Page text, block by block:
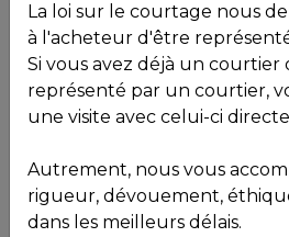
VOS
COURTIERS
Équipe
Partenaires
VenduJ8B 3L4
Voir plus de
La loi sur le courtage nous
à l'acheteur d'être
Si vous avez déjà un courtier
représenté par un courtier,
une visite avec celui-ci
Autrement, nous vous
rigueur, dévouement,
dans les meilleurs délais.